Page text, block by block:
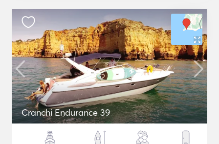
Cranchi Endurance 39